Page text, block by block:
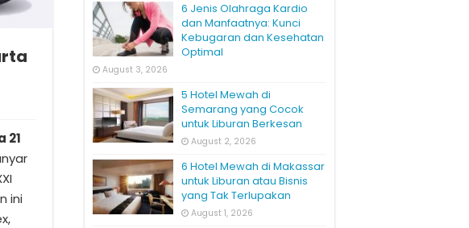
21
ini
6 Jenis Olahraga Kardio
dan Manfaatnya: Kunci
Kebugaran dan Kesehatan
Optimal
August 3, 2026
5 Hotel Mewah di
Semarang yang Cocok
untuk Liburan Berkesan
August 2, 2026
6 Hotel Mewah di Makassar
untuk Liburan atau Bisnis
yang Tak Terlupakan
August 1, 2026